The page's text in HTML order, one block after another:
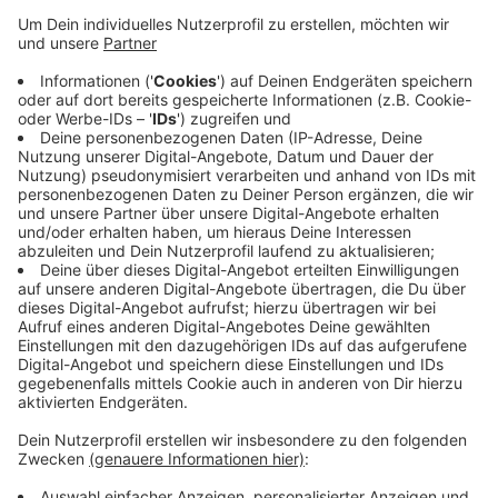
Beschäftigte mitgemacht haben. Dabei verzichten
Gehaltsabrechnung - und jedes Jahr wählen sie
dafür einen anderen guten Zweck. Der Betrag
wurde von der Barmenia dann fast verdoppelt. Im
Unterbarmer Kinderteller bekommen finanziell
benachteiligte Kinder ein kostenloses Mittagessen
und Hilfe bei den Hausaufgaben. Er will damit bei
der Bildung die Chancengleichheit verbessern.
Veröffentlicht:Dienstag, 23.01.2024 13:51
Anzeige